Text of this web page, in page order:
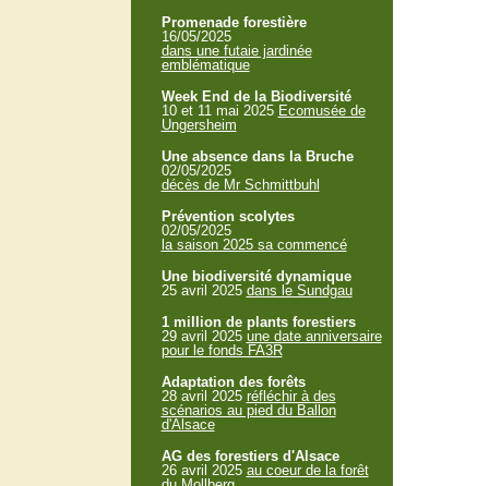
Promenade forestière
16/05/2025
dans une futaie jardinée
emblématique
Week End de la Biodiversité
10 et 11 mai 2025 Ecomusée de
Ungersheim
Une absence dans la Bruche
02/05/2025
décès de Mr Schmittbuhl
Prévention scolytes
02/05/2025
la saison 2025 sa commencé
Une biodiversité dynamique
25 avril 2025 dans le Sundgau
1 million de plants forestiers
29 avril 2025 une date anniversaire
pour le fonds FA3R
Adaptation des forêts
28 avril 2025 réfléchir à des
scénarios au pied du Ballon
d'Alsace
AG des forestiers d'Alsace
26 avril 2025 au coeur de la forêt